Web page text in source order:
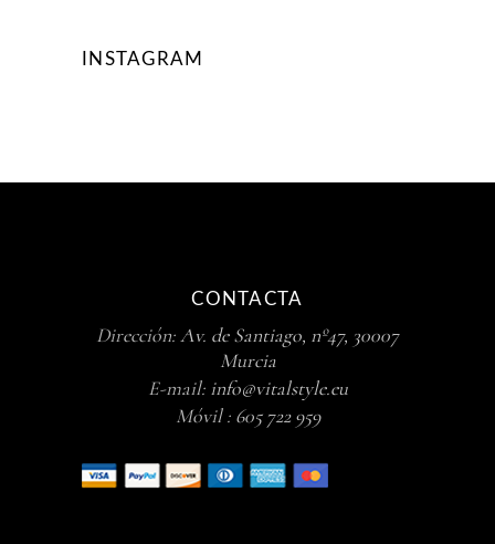
INSTAGRAM
CONTACTA
Dirección:Av. de Santiago, nº47, 30007
Murcia
E-mail: info@vitalstyle.eu
Móvil : 605 722 959